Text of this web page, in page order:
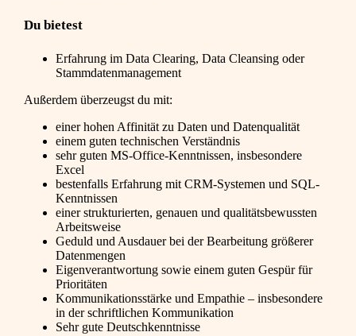
Du bietest
Erfahrung im Data Clearing, Data Cleansing oder
Stammdatenmanagement
Außerdem überzeugst du mit:
einer hohen Affinität zu Daten und Datenqualität
einem guten technischen Verständnis
sehr guten MS-Office-Kenntnissen, insbesondere
Excel
bestenfalls Erfahrung mit CRM-Systemen und SQL-
Kenntnissen
einer strukturierten, genauen und qualitätsbewussten
Arbeitsweise
Geduld und Ausdauer bei der Bearbeitung größerer
Datenmengen
Eigenverantwortung sowie einem guten Gespür für
Prioritäten
Kommunikationsstärke und Empathie – insbesondere
in der schriftlichen Kommunikation
Sehr gute Deutschkenntnisse